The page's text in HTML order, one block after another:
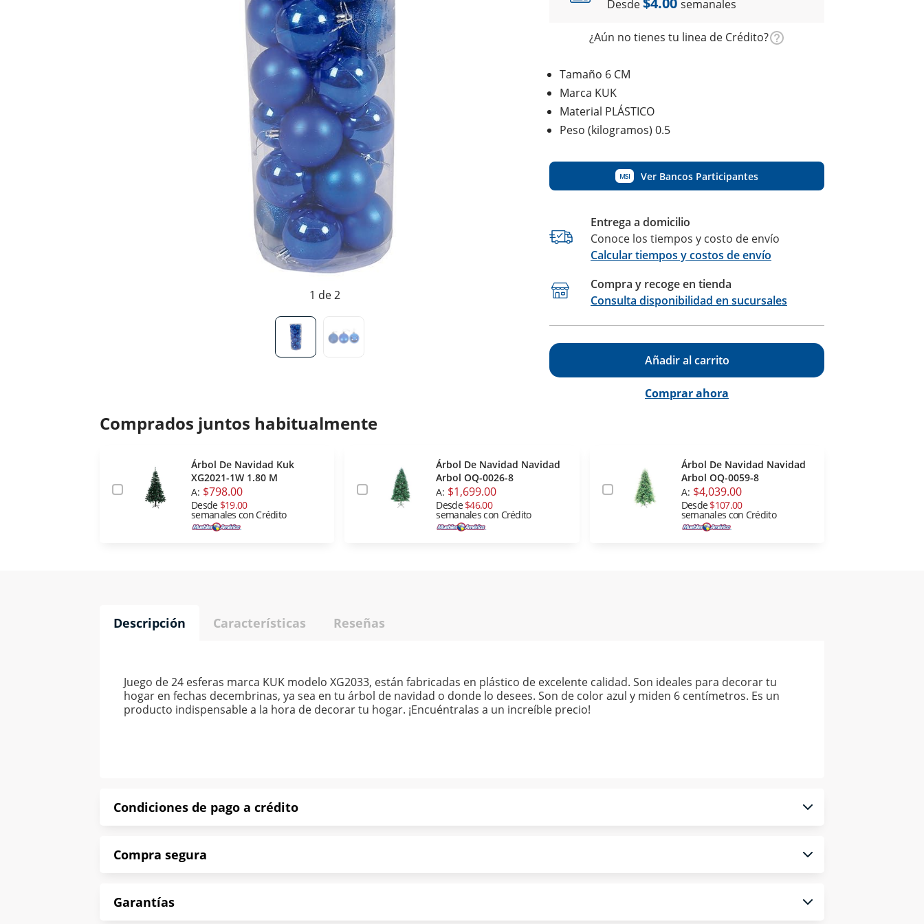
1 de 2
Desde
semanales
¿Aún no tienes tu linea de Crédito?
Tamaño 6 CM
Marca KUK
Material PLÁSTICO
Peso (kilogramos) 0.5
MSI Ver Bancos Participantes
Entrega a domicilio
Conoce los tiempos y costo de envío
Calcular tiempos y costos de envío
Compra y recoge en tienda
Consulta disponibilidad en sucursales
Añadir al carrito
Comprar ahora
Comprados juntos habitualmente
Árbol De Navidad Kuk
XG2021-1W 1.80 M
A: $798.00
Desde $19.00
semanales con Crédito
Árbol De Navidad Navidad
Arbol OQ-0026-8
A: $1,699.00
Desde$46.00
semanales con Crédito
Árbol De Navidad Navidad
Arbol OQ-0059-8
A: $4,039.00
Desde$107.00
semanales con Crédito
Descripción Características Reseñas
Juego de 24 esferas marca KUK modelo XG2033, están fabricadas en plástico de excelente calidad. Son ideales para decorar tu
hogar en fechas decembrinas, ya sea en tu árbol de navidad o donde lo desees. Son de color azul y miden 6 centímetros. Es un
producto indispensable a la hora de decorar tu hogar. ¡Encuéntralas a un increíble precio!
Condiciones de pago a crédito
Compra segura
Garantías